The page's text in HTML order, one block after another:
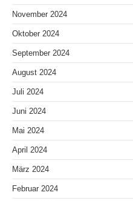
November 2024
Oktober 2024
September 2024
August 2024
Juli 2024
Juni 2024
Mai 2024
April 2024
März 2024
Februar 2024